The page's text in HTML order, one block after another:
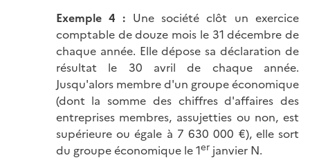
Exemple 4 : Une société clôt un exercice
comptable de douze mois le 31 décembre de
chaque année. Elle dépose sa déclaration de
résultat le 30 avril de chaque année.
Jusqu'alors membre d'un groupe économique
(dont la somme des chiffres d'affaires des
entreprises membres, assujetties ou non, est
supérieure ou égale à 7 630 000 €), elle sort
du groupe économique le 1erjanvier N.